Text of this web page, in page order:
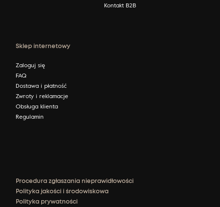
Kontakt B2B
Sklep internetowy
Zaloguj się
FAQ
Dostawa i płatność
Zwroty i reklamacje
Obsługa klienta
Regulamin
Procedura zgłaszania nieprawidłowości
Polityka jakości i środowiskowa
Polityka prywatności